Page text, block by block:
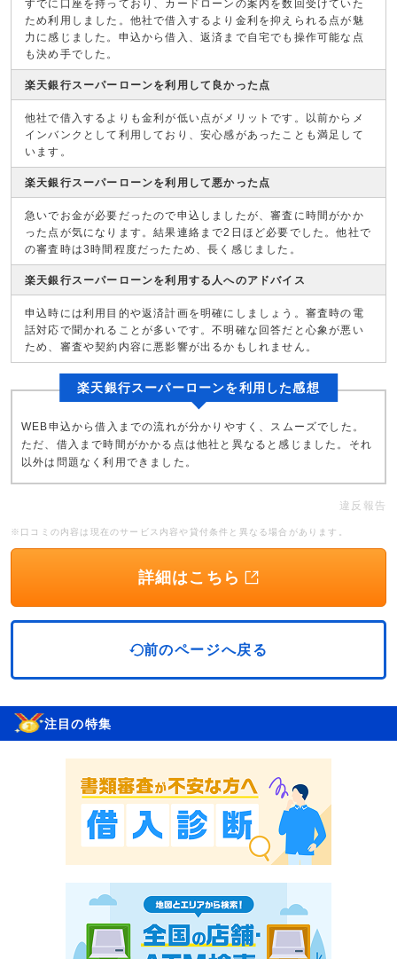
すでに口座を持っており、カードローンの案内を数回受けていた
ため利用しました。他社で借入するより金利を抑えられる点が魅
力に感じました。申込から借入、返済まで自宅でも操作可能な点
も決め手でした。
楽天銀行スーパーローンを利用して良かった点
他社で借入するよりも金利が低い点がメリットです。以前からメ
インバンクとして利用しており、安心感があったことも満足して
います。
楽天銀行スーパーローンを利用して悪かった点
急いでお金が必要だったので申込しましたが、審査に時間がかか
った点が気になります。結果連絡まで2日ほど必要でした。他社で
の審査時は3時間程度だったため、長く感じました。
楽天銀行スーパーローンを利用する人へのアドバイス
申込時には利用目的や返済計画を明確にしましょう。審査時の電
話対応で聞かれることが多いです。不明確な回答だと心象が悪い
ため、審査や契約内容に悪影響が出るかもしれません。
楽天銀行スーパーローンを利用した感想
WEB申込から借入までの流れが分かりやすく、スムーズでした。
ただ、借入まで時間がかかる点は他社と異なると感じました。それ
以外は問題なく利用できました。
違反報告
※口コミの内容は現在のサービス内容や貸付条件と異なる場合があります。
詳細はこちら
前のページへ戻る
注目の特集